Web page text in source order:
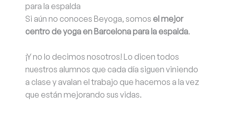
para la espalda
Si aún no conoces Beyoga, somos el mejor
centro de yoga en Barcelona para la espalda.
¡Y no lo decimos nosotros! Lo dicen todos
nuestros alumnos que cada día siguen viniendo
a clase y avalan el trabajo que hacemos a la vez
que están mejorando sus vidas.